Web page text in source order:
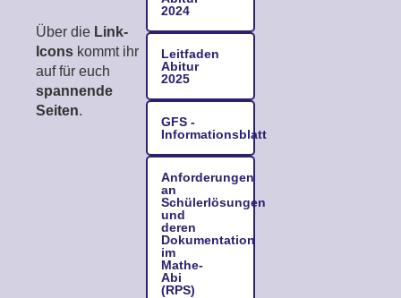
Über die Link-
Icons kommt ihr
auf für euch
spannende
Seiten.
2024
Leitfaden
Abitur
2025
GFS -
Informationsblatt
Anforderungen
an
Schülerlösungen
und
deren
Dokumentation
im
Mathe-
Abi
(RPS)